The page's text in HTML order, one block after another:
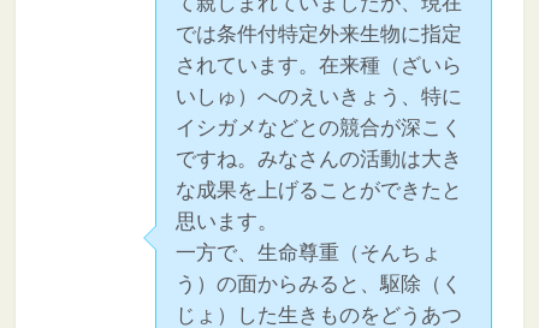
では条件付特定外来生物に指定
されています。在来種（ざいら
いしゅ）へのえいきょう、特に
イシガメなどとの競合が深こく
ですね。みなさんの活動は大き
な成果を上げることができたと
思います。
一方で、生命尊重（そんちょ
う）の面からみると、駆除（く
じょ）した生きものをどうあつ